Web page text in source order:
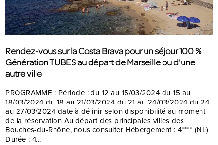
Rendez-vous sur la Costa Brava pour un séjour 100 %
Génération TUBES au départ de Marseille ou d'une
autre ville
PROGRAMME : Période : du 12 au 15/03/2024 du 15 au
18/03/2024 du 18 au 21/03/2024 du 21 au 24/03/2024 du 24
au 27/03/2024 date à définir selon disponibilité au moment
de la réservation Au départ des principales villes des
Bouches-du-Rhône, nous consulter Hébergement : 4**** (NL)
Durée : 4...